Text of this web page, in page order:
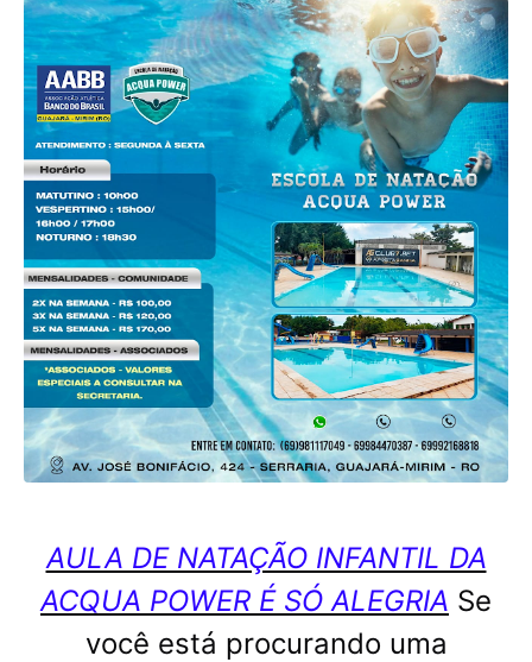
AULA DE NATAÇÃO INFANTIL DA
ACQUA POWER É SÓ ALEGRIA Se
você está procurando uma